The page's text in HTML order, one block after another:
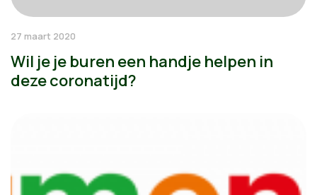
27 maart 2020
Wil je je buren een handje helpen in
deze coronatijd?